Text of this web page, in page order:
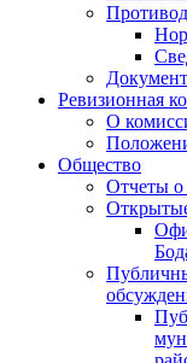
Ревизионная
О
Общество
Отчеты о